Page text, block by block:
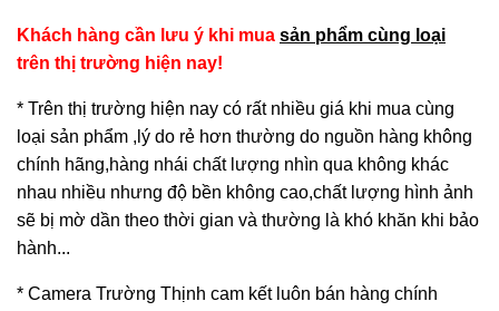
Khách hàng cần lưu ý khi mua sản phẩm cùng loại
trên thị trường hiện nay!
* Trên thị trường hiện nay có rất nhiều giá khi mua cùng
loại sản phẩm ,lý do rẻ hơn thường do nguồn hàng không
chính hãng,hàng nhái chất lượng nhìn qua không khác
nhau nhiều nhưng độ bền không cao,chất lượng hình ảnh
sẽ bị mờ dần theo thời gian và thường là khó khăn khi bảo
hành...
* Camera Trường Thịnh cam kết luôn bán hàng chính